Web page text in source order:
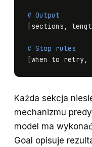
# Output
[sections,
# Stop rules
[when to
Każda sekcja
mechanizmu
model ma
Goal opisuje